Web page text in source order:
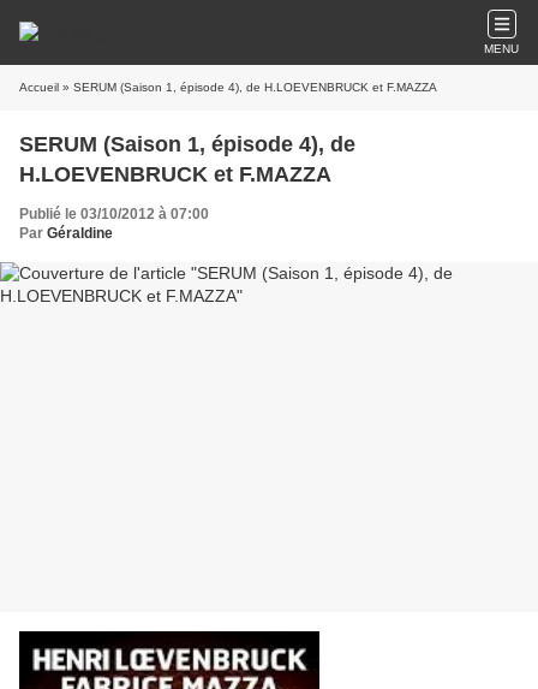
MENU
Accueil » SERUM (Saison 1, épisode 4), de H.LOEVENBRUCK et F.MAZZA
SERUM (Saison 1, épisode 4), de
H.LOEVENBRUCK et F.MAZZA
Publié le 03/10/2012 à 07:00
Par Géraldine